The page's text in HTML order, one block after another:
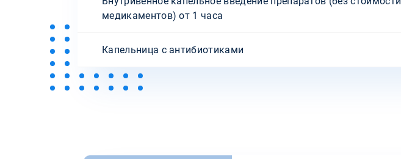
медикаментов) от 1 часа
Капельница с антибиотиками